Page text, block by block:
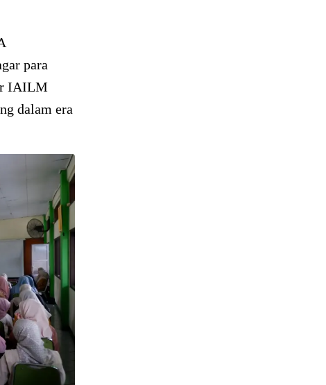
para
IAILM
dalam era